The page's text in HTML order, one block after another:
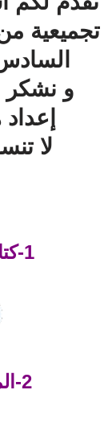
تجميعية
و نشكر
لا
1-كتابي في اللغة العربية:
2-المنار في اللغة العربية: